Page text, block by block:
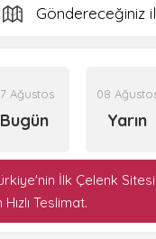
Ağustos
Bugün
08
Yarın
İlk Çelenk
Hızlı Teslimat.